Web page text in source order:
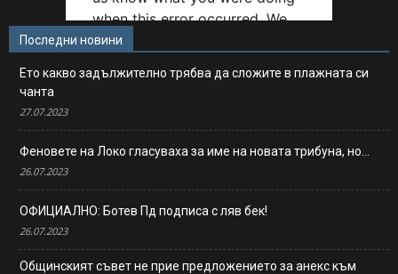
Последни новини
Ето какво задължително трябва да сложите в плажната си
чанта
27.07.2023
Феновете на Локо гласуваха за име на новата трибуна, но…
26.07.2023
ОФИЦИАЛНО: Ботев Пд подписа с ляв бек!
26.07.2023
Общинският съвет не прие предложението за анекс към